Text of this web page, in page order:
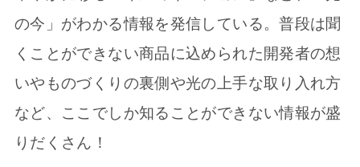
の今」がわかる情報を発信している。普段は聞
くことができない商品に込められた開発者の想
いやものづくりの裏側や光の上手な取り入れ方
など、ここでしか知ることができない情報が盛
りだくさん！